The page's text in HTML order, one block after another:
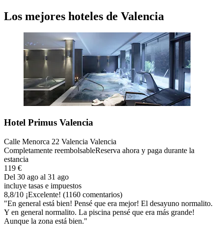
Los mejores hoteles de Valencia
Hotel Primus Valencia
Calle Menorca 22 Valencia Valencia
Completamente reembolsableReserva ahora y paga durante la
estancia
119 €
Del 30 ago al 31 ago
incluye tasas e impuestos
8,8/10 ¡Excelente! (1160 comentarios)
"En general está bien! Pensé que era mejor! El desayuno normalito.
Y en general normalito. La piscina pensé que era más grande!
Aunque la zona está bien."